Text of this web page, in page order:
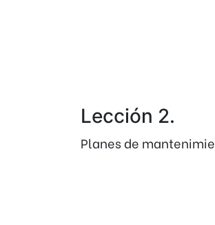
Lección 2.
Planes de